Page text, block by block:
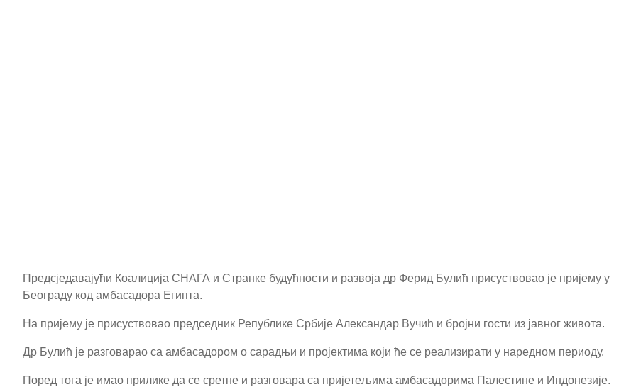
Предсједавајући Коалиција СНАГА и Странке будућности и развоја др Ферид Булић присуствовао је пријему у
Београду код амбасадора Египта.
На пријему је присуствовао председник Републике Србије Александар Вучић и бројни гости из јавног живота.
Др Булић је разговарао са амбасадором о сарадњи и пројектима који ће се реализирати у наредном периоду.
Поред тога је имао прилике да се сретне и разговара са пријетељима амбасадорима Палестине и Индонезије.